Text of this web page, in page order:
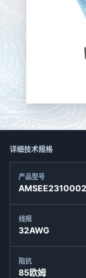
详细技术规格
产品型号
AMSEE2310002
线规
32AWG
阻抗
85欧姆